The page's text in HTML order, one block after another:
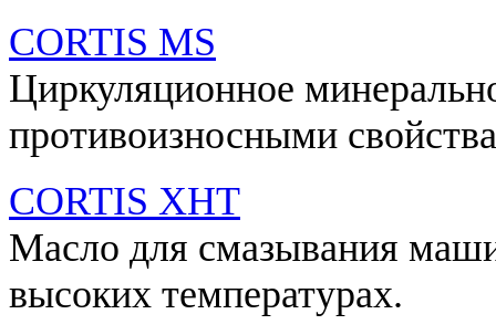
CORTIS MS
Циркуляционное
противоизносными
CORTIS XHT
Масло для смазывания
высоких температурах.